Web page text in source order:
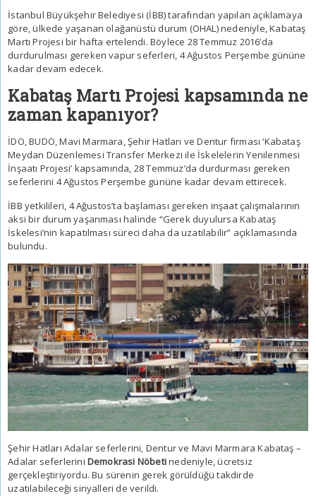
İstanbul Büyükşehir Belediyesi (İBB) tarafından yapılan açıklamaya
göre, ülkede yaşanan olağanüstü durum (OHAL) nedeniyle, Kabataş
Martı Projesi bir hafta ertelendi. Böylece 28 Temmuz 2016’da
durdurulması gereken vapur seferleri, 4 Ağustos Perşembe gününe
kadar devam edecek.
Kabataş Martı Projesi kapsamında ne
zaman kapanıyor?
İDO, BUDO, Mavi Marmara, Şehir Hatları ve Dentur firması ‘Kabataş
Meydan Düzenlemesi Transfer Merkezi ile İskelelerin Yenilenmesi
İnşaatı Projesi’ kapsamında, 28 Temmuz’da durdurması gereken
seferlerini 4 Ağustos Perşembe gününe kadar devam ettirecek.
İBB yetkilileri, 4 Ağustos’ta başlaması gereken inşaat çalışmalarının
aksi bir durum yaşanması halinde “Gerek duyulursa Kabataş
İskelesi’nin kapatılması süreci daha da uzatılabilir” açıklamasında
bulundu.
Şehir Hatları Adalar seferlerini, Dentur ve Mavi Marmara Kabataş –
Adalar seferlerini Demokrasi Nöbetinedeniyle, ücretsiz
gerçekleştiriyordu. Bu sürenin gerek görüldüğü takdirde
uzatılabileceği sinyalleri de verildi.